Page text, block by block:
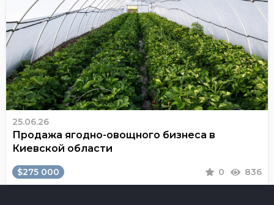
25.06.26
Продажа ягодно-овощного бизнеса в
Киевской области
$275 000 0 836